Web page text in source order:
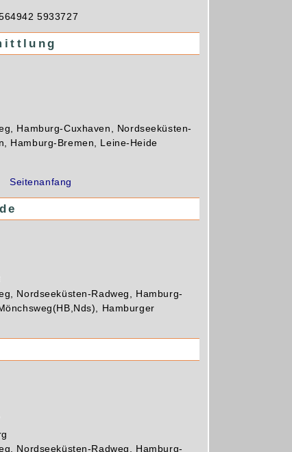
5933727
Hamburg-Cuxhaven, Nordseeküsten-
Hamburg-Bremen, Leine-Heide
Seitenanfang
Nordseeküsten-Radweg, Hamburg-
Hamburger
Nordseeküsten-Radweg, Hamburg-